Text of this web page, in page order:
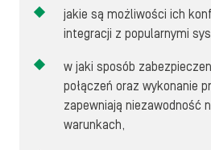
jakie są możliwości ich
integracji z popularnymi
w jaki sposób
połączeń oraz wykonanie
zapewniają niezawodność
warunkach,